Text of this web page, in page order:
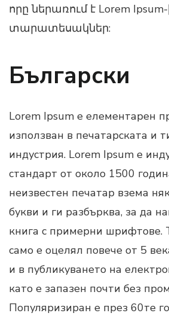
որը ներառում է Lorem
տարատեսակներ:
Български
Lorem Ipsum е елементарен
използван в печатарската и
индустрия. Lorem Ipsum е
стандарт от около 1500
неизвестен печатар взема
букви и ги разбърква, за да
книга с примерни шрифтове.
само е оцелял повече от 5
и в публикуването на
като е запазен почти без
Популяризиран е през 60те